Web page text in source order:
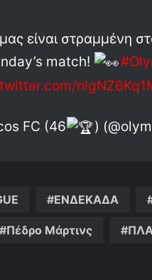
είναι στραμμένη
match!
FC (46 )
ΕΝΔΕΚΑΔΑ
Πέδρο Μάρτινς